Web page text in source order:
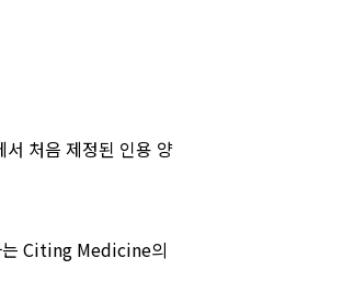
처음 제정된 인용 양
는 Citing Medicine의